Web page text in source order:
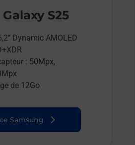
S25
Dynamic AMOLED
: 50Mpx,
de 12Go
Samsung